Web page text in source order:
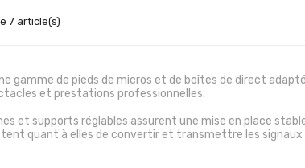
7 article(s)
gamme de pieds de micros et de boîtes de direct
et prestations professionnelles.
et supports réglables assurent une mise en place
quant à elles de convertir et transmettre les signaux